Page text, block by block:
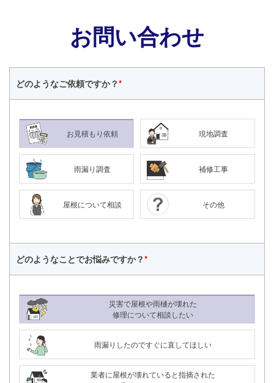
24時間365日対応
050-1883-0629
お問い合わせ
どのようなご依頼ですか？*
お見積もり依頼 現地調査
雨漏り調査 補修工事
屋根について相談 その他
どのようなことでお悩みですか？*
災害で屋根や雨樋が壊れた
修理について相談したい
雨漏りしたのですぐに直してほしい
業者に屋根が壊れていると指摘された